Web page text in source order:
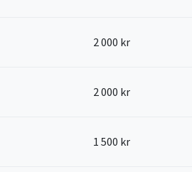
2 000 kr
2 000 kr
1 500 kr